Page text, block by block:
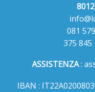
081
375 845
ASSISTENZA:
IBAN :